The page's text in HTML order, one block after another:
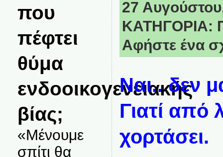
που
πέφτει
θύμα
ενδοοικογενειακής
βίας;
«Μένουμε
σπίτι θα
27
ΚΑΤΗΓΟΡΙΑ:
Αφήστε ένα
Ναι.. δεν
Γιατί από
χορτάσει.